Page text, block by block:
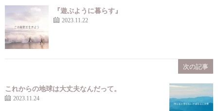
『遊ぶように暮らす』
2023.11.22
次の記事
これからの地球は大丈夫なんだって。
2023.11.24